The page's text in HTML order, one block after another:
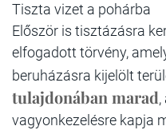
Tiszta vizet a pohárba
Először is tisztázásra
elfogadott törvény,
beruházásra kijelölt
tulajdonában marad
vagyonkezelésre kapja